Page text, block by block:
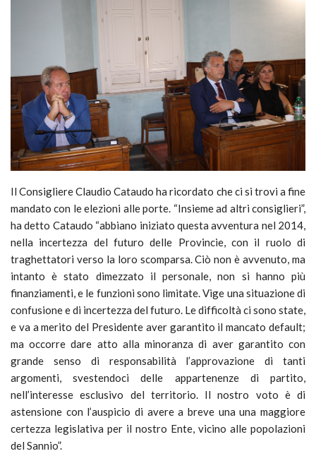
Il Consigliere Claudio Cataudo ha ricordato che ci si trovi a fine
mandato con le elezioni alle porte. “Insieme ad altri consiglieri”,
ha detto Cataudo “abbiano iniziato questa avventura nel 2014,
nella incertezza del futuro delle Provincie, con il ruolo di
traghettatori verso la loro scomparsa. Ciò non è avvenuto, ma
intanto è stato dimezzato il personale, non si hanno più
finanziamenti, e le funzioni sono limitate. Vige una situazione di
confusione e di incertezza del futuro. Le difficoltà ci sono state,
e va a merito del Presidente aver garantito il mancato default;
ma occorre dare atto alla minoranza di aver garantito con
grande senso di responsabilità l’approvazione di tanti
argomenti, svestendoci delle appartenenze di partito,
nell’interesse esclusivo del territorio. Il nostro voto è di
astensione con l’auspicio di avere a breve una una maggiore
certezza legislativa per il nostro Ente, vicino alle popolazioni
del Sannio”.